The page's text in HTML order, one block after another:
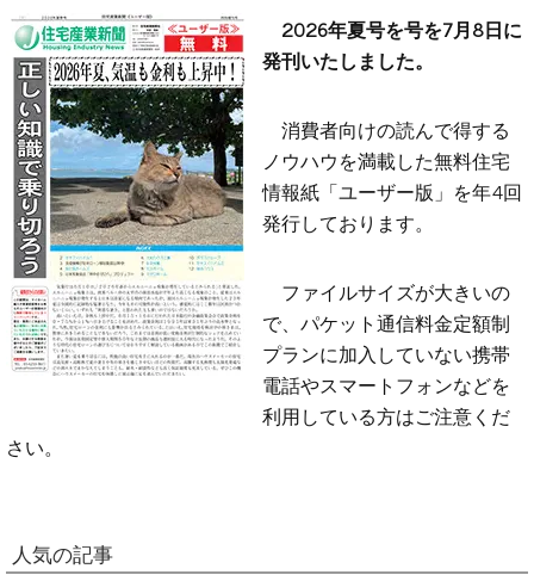
2026年夏号を号を7月8日に
発刊いたしました。
消費者向けの読んで得する
ノウハウを満載した無料住宅
情報紙「ユーザー版」を年4回
発行しております。
ファイルサイズが大きいの
で、パケット通信料金定額制
プランに加入していない携帯
電話やスマートフォンなどを
利用している方はご注意くだ
さい。
人気の記事